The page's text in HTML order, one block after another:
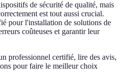
de sécurité de qualité, mais
est tout aussi crucial.
pour l'installation de solutions de
coûteuses et garantir leur
professionnel certifié, lire des avis,
pour faire le meilleur choix